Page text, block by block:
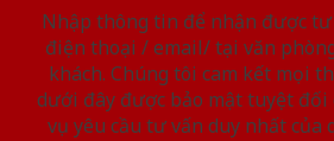
Nhập thông tin để nhận được
điện thoại / email/ tại văn
khách. Chúng tôi cam kết mọi
dưới đây được bảo mật tuyệt đối
vụ yêu cầu tư vấn duy nhất của